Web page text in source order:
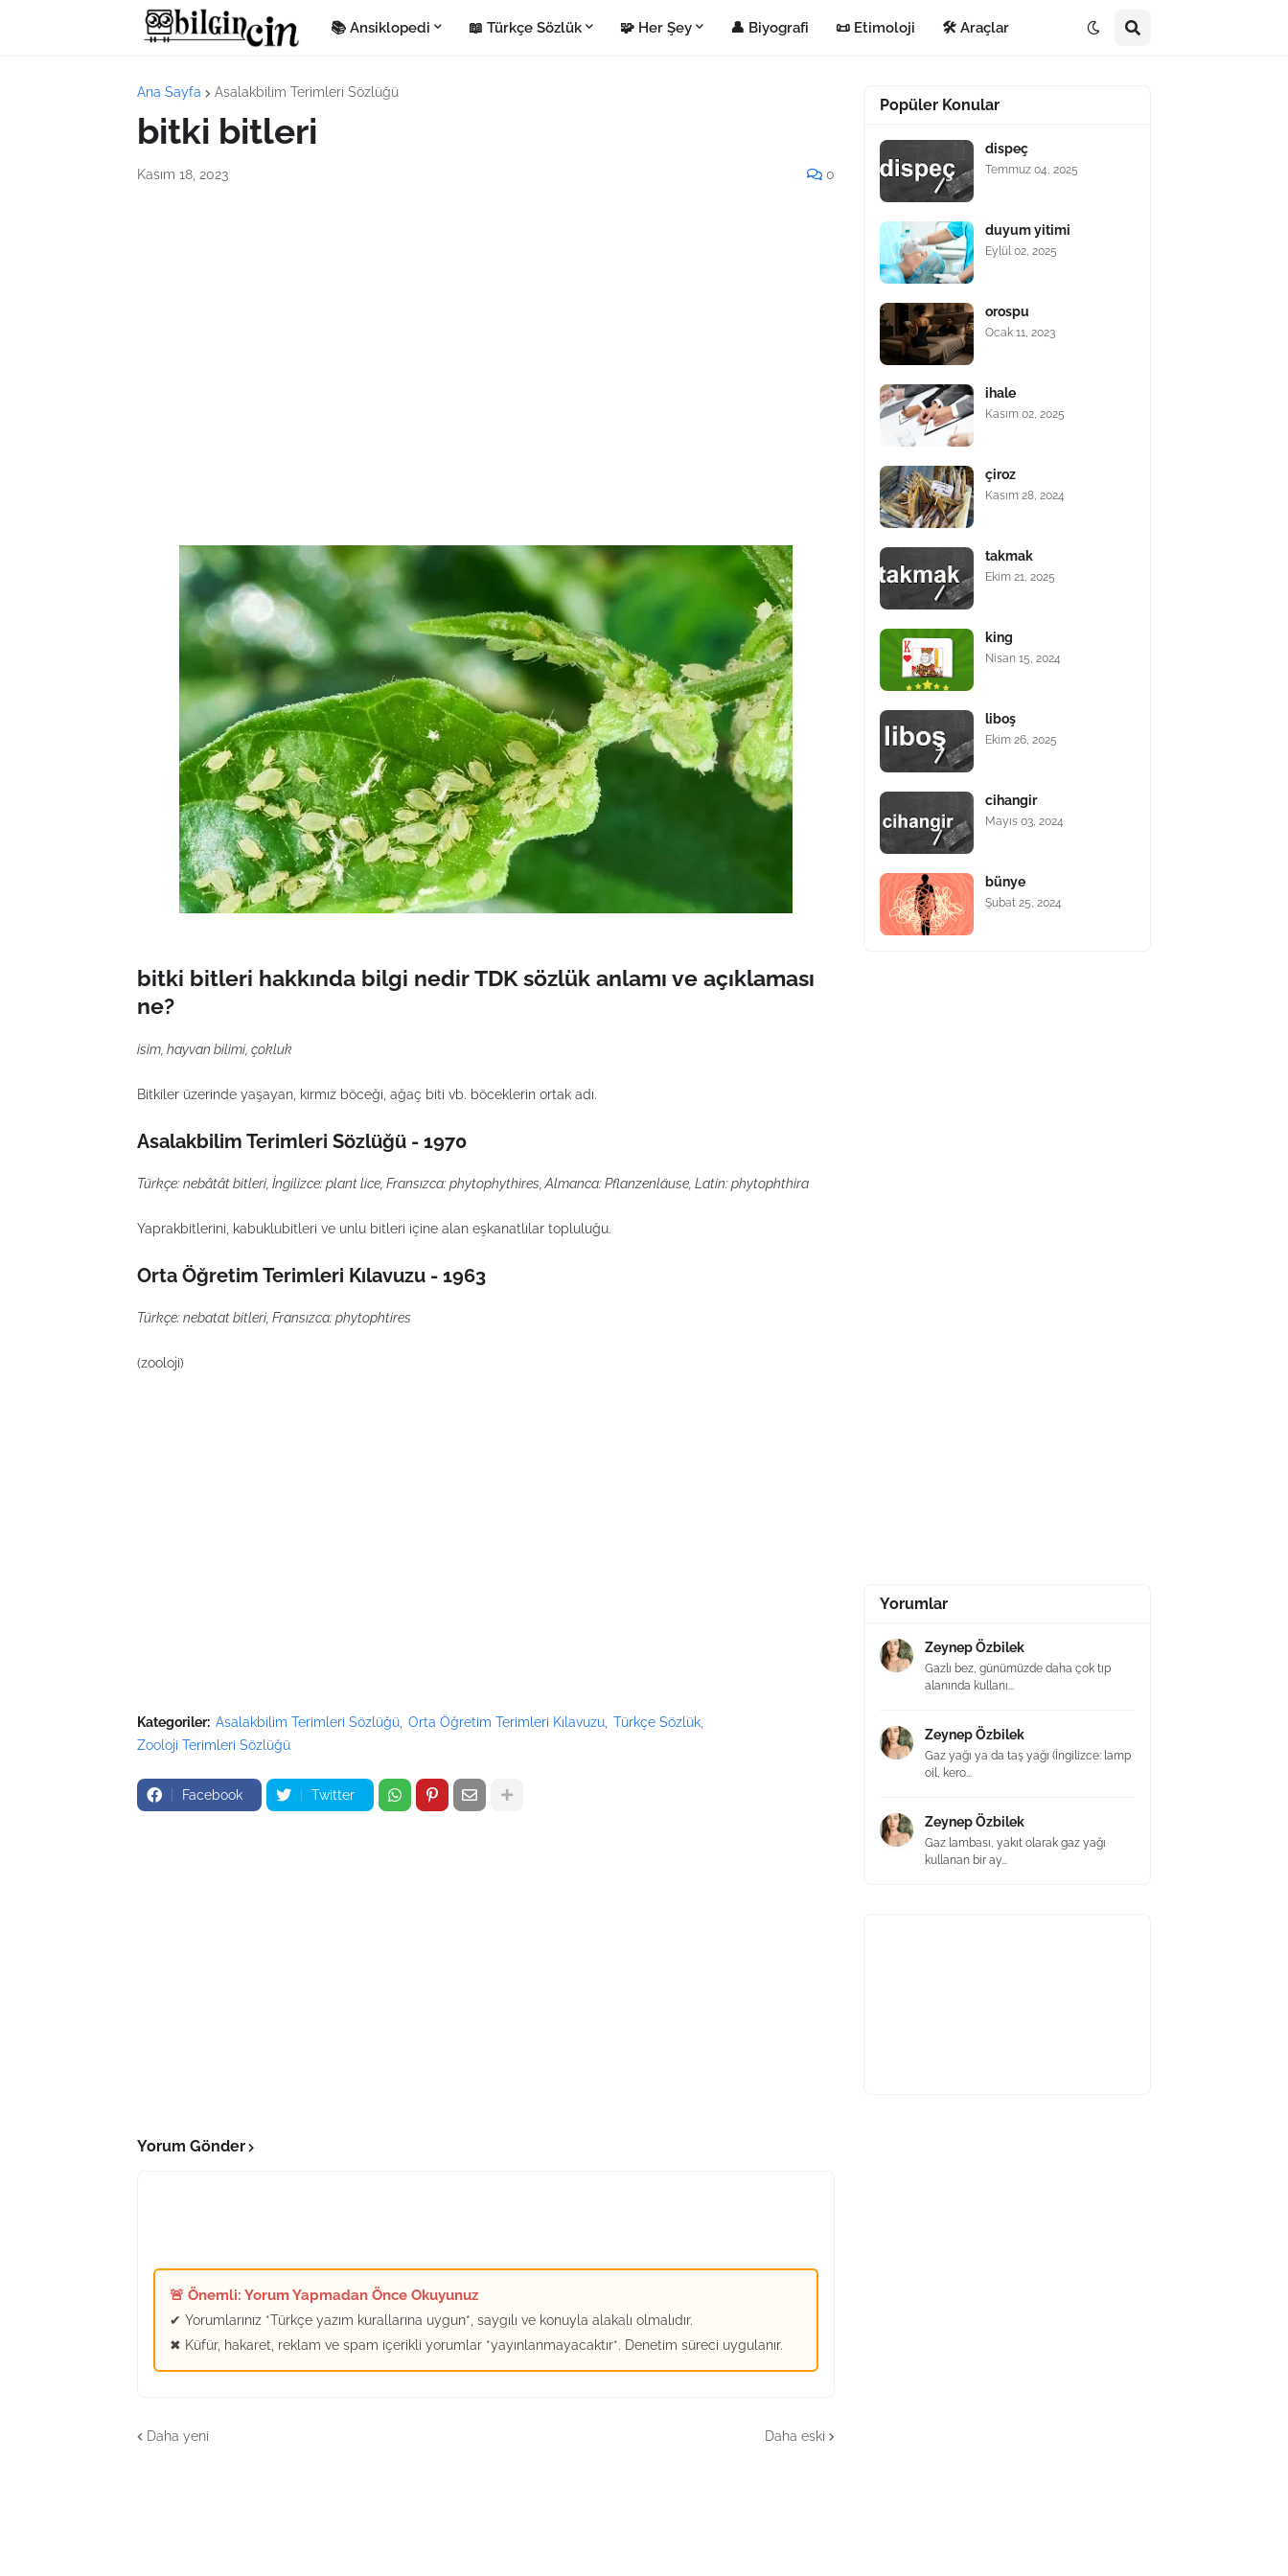
📚 Ansiklopedi 📖 Türkçe Sözlük 🧩 Her Şey 👤 Biyografi 📜 Etimoloji 🛠️ Araçlar
Ana Sayfa Asalakbilim Terimleri Sözlüğü
bitki bitleri
Kasım 18, 2023 0
bitki bitleri hakkında bilgi nedir TDK sözlük anlamı ve açıklaması
ne?
isim, hayvan bilimi, çokluk
Bitkiler üzerinde yaşayan, kırmız böceği, ağaç biti vb. böceklerin ortak adı.
Asalakbilim Terimleri Sözlüğü - 1970
Türkçe: nebâtât bitleri, İngilizce: plant lice, Fransızca: phytophythires, Almanca: Pflanzenläuse, Latin: phytophthira
Yaprakbitlerini, kabuklubitleri ve unlu bitleri içine alan eşkanatlılar topluluğu.
Orta Öğretim Terimleri Kılavuzu - 1963
Türkçe: nebatat bitleri, Fransızca: phytophtires
(zooloji)
Kategoriler: Asalakbilim Terimleri Sözlüğü Orta Öğretim Terimleri Kılavuzu Türkçe Sözlük
Zooloji Terimleri Sözlüğü
Facebook Twitter
Yorum Gönder
🚨 Önemli: Yorum Yapmadan Önce Okuyunuz
✔ Yorumlarınız *Türkçe yazım kurallarına uygun*, saygılı ve konuyla alakalı olmalıdır.
✖ Küfür, hakaret, reklam ve spam içerikli yorumlar *yayınlanmayacaktır*. Denetim süreci uygulanır.
Daha yeni Daha eski
Popüler Konular
dispeç
Temmuz 04, 2025
duyum yitimi
Eylül 02, 2025
orospu
Ocak 11, 2023
ihale
Kasım 02, 2025
çiroz
Kasım 28, 2024
takmak
Ekim 21, 2025
king
Nisan 15, 2024
liboş
Ekim 26, 2025
cihangir
Mayıs 03, 2024
bünye
Şubat 25, 2024
Yorumlar
Zeynep Özbilek
Gazlı bez, günümüzde daha çok tıp
alanında kullanı...
Zeynep Özbilek
Gaz yağı ya da taş yağı (İngilizce: lamp
oil, kero...
Zeynep Özbilek
Gaz lambası, yakıt olarak gaz yağı
kullanan bir ay...